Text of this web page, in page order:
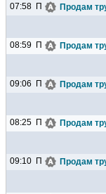
07:58 П Продам
08:59 П Продам
09:06 П Продам
08:25 П Продам
09:10 П Продам